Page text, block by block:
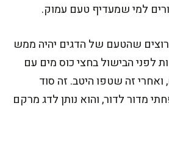
למי שמעדיף טעם עמוק.
שהטעם של הדגים יהיה ממש
אותם 20 דקות לפני הבישול בחצי כוס מים עם
זה שטפו היטב. זה סוד
מדור לדור, והוא נותן לדג מרקם